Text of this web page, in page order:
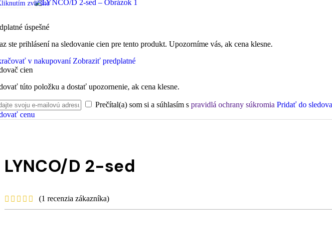
zväčšíte
úspešné
ste prihlásení na sledovanie cien pre tento produkt. Upozorníme vás, ak cena klesne.
v nakupovaní Zobraziť predplatné
cien
túto položku a dostať upozornenie, ak cena klesne.
Prečítal(a) som si a súhlasím s pravidlá ochrany súkromia Pridať do
cenu
LYNCO/D 2-sed
(1 recenzia zákazníka)